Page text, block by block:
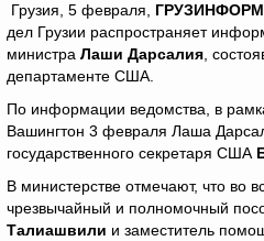
Грузия, 5 февраля, ГРУЗИНФОРМ
дел Грузии распространяет
министра Лаши Дарсалия ,
департаменте США.
По информации ведомства, в
Вашингтон 3 февраля Лаша
государственного секретаря США
В министерстве отмечают, что во
чрезвычайный и полномочный
Талиашвили и заместитель